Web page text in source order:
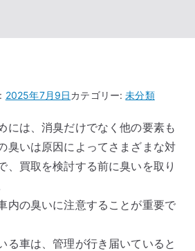
2025年7月9日カテゴリー:未分類
には、消臭だけでなく他の要素も
臭いは原因によってさまざまな対
、買取を検討する前に臭いを取り
内の臭いに注意することが重要で
る車は、管理が行き届いていると